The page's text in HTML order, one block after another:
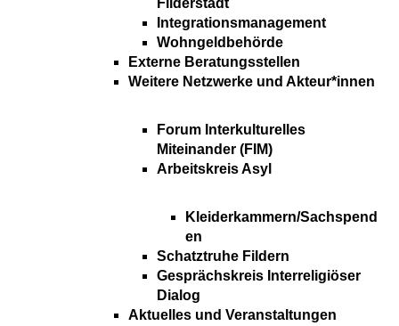
Filderstadt
Integrationsmanagement
Wohngeldbehörde
Externe Beratungsstellen
Weitere Netzwerke und Akteur*innen
Forum Interkulturelles
Miteinander (FIM)
Arbeitskreis Asyl
Kleiderkammern/Sachspend
en
Schatztruhe Fildern
Gesprächskreis Interreligiöser
Dialog
Aktuelles und Veranstaltungen